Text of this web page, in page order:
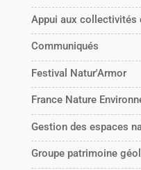
Appui aux collectivités
Communiqués
Festival Natur'Armor
France Nature
Gestion des espaces
Groupe patrimoine